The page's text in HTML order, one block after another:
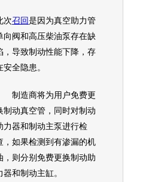
次召回 是因为真空助力管
向阀和高压柴油泵存在缺
，导致制动性能下降，存
安全隐患。
制造商将为用户免费更
制动真空管，同时对制动
力器和制动主泵进行检
，如果检测到有渗漏的机
，则分别免费更换制动助
器和制动主缸。